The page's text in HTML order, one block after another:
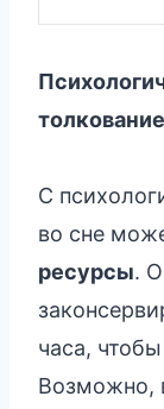
С
во сне
ресурсы.
часа,
Возможно,